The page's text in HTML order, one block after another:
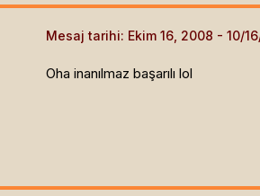
Mesaj tarihi: Ekim 16, 2008
Oha inanılmaz başarılı lol